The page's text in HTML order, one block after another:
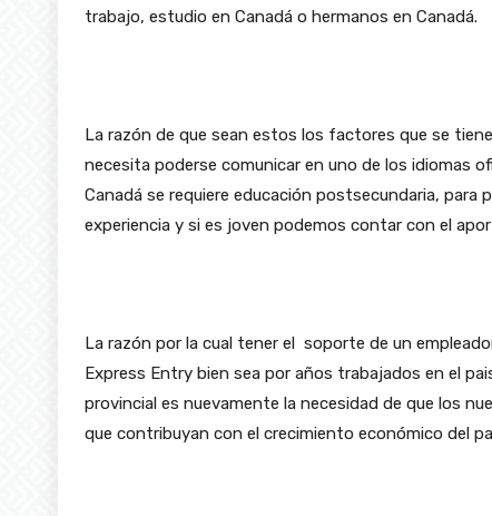
trabajo, estudio en Canadá o hermanos en Canadá.
La razón de que sean estos los factores que se
necesita poderse comunicar en uno de los idiomas
Canadá se requiere educación postsecundaria, para
experiencia y si es joven podemos contar con el
La razón por la cual tener el soporte de un
Express Entry bien sea por años trabajados en el
provincial es nuevamente la necesidad de que los
que contribuyan con el crecimiento económico del